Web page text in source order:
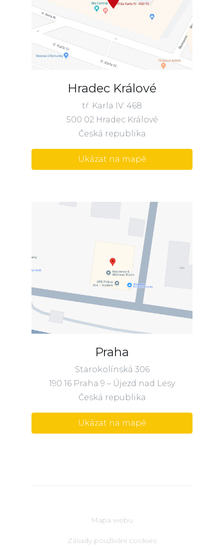
Hradec Králové
tř. Karla IV. 468
500 02 Hradec Králové
Česká republika
Ukázat na mapě
Praha
Starokolínská 306
190 16 Praha 9 – Újezd nad Lesy
Česká republika
Ukázat na mapě
Mapa webu
Zásady používání cookies